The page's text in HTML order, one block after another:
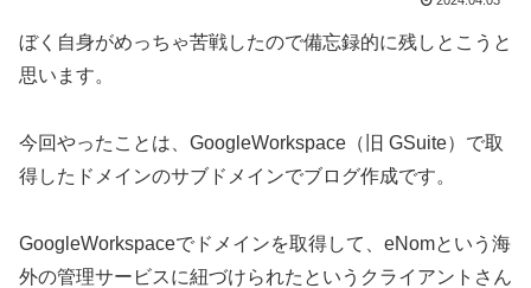
ぼく自身がめっちゃ苦戦したので備忘録的に残しとこうと
思います。
今回やったことは、GoogleWorkspace（旧 GSuite）で取
得したドメインのサブドメインでブログ作成です。
GoogleWorkspaceでドメインを取得して、eNomという海
外の管理サービスに紐づけられたというクライアントさん